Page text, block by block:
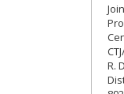
R.